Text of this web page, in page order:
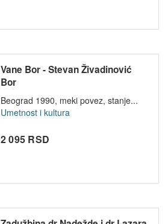
Vane Bor - Stevan Živadinović
Bor
Beograd 1990, meki povez, stanje...
Umetnost i kultura
2 095 RSD